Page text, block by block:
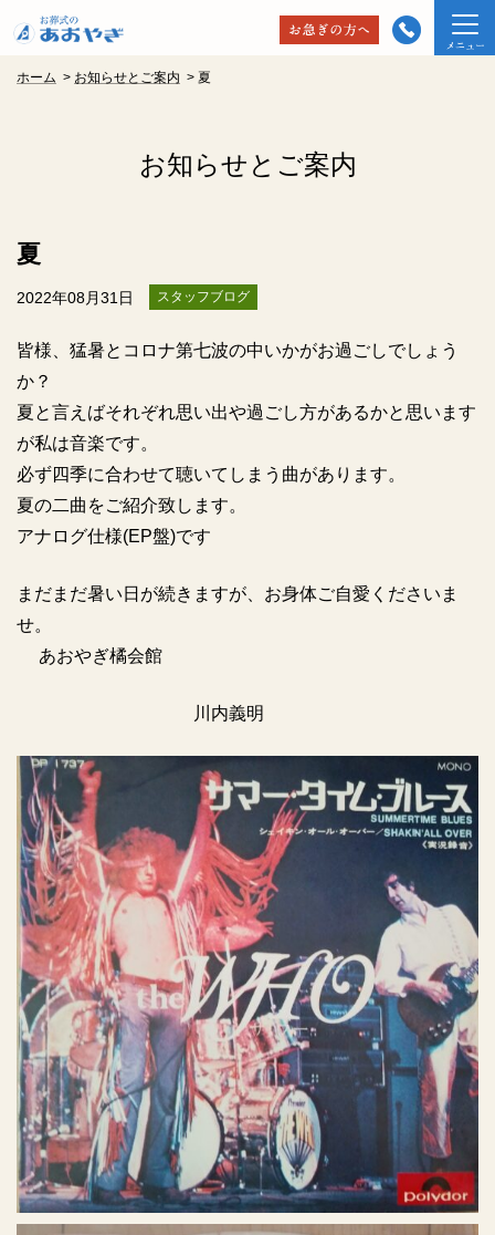
ホーム > お知らせとご案内 > 夏
お知らせとご案内
夏
2022年08月31日 スタッフブログ
皆様、猛暑とコロナ第七波の中いかがお過ごしでしょう
か？
夏と言えばそれぞれ思い出や過ごし方があるかと思います
が私は音楽です。
必ず四季に合わせて聴いてしまう曲があります。
夏の二曲をご紹介致します。
アナログ仕様(EP盤)です
まだまだ暑い日が続きますが、お身体ご自愛くださいま
せ。
あおやぎ橘会館
川内義明